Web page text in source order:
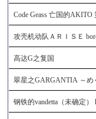
Code Geass 亡国的
攻壳机动队ＡＲＩＳＥ
高达G之复国
翠星之GARGANTIA ～め
钢铁的vandetta（未确定）